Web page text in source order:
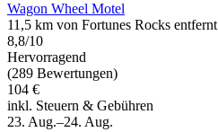
Wagon Wheel Motel
11,5 km von Fortunes Rocks entfernt
8,8/10
Hervorragend
(289 Bewertungen)
104 €
inkl. Steuern & Gebühren
23. Aug.–24. Aug.